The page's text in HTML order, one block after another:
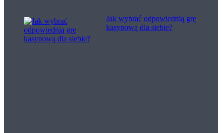
Jak wybrać odpowiednią grę
kasynową dla siebie?